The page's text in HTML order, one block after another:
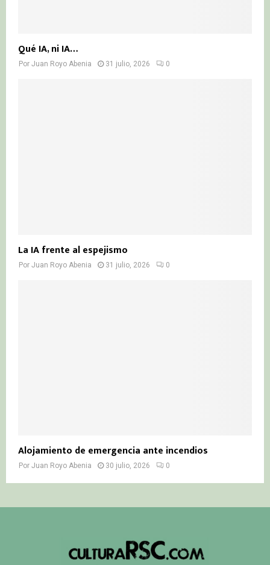
Qué IA, ni IA…
Por Juan Royo Abenia 31 julio, 2026 0
La IA frente al espejismo
Por Juan Royo Abenia 31 julio, 2026 0
Alojamiento de emergencia ante incendios
Por Juan Royo Abenia 30 julio, 2026 0